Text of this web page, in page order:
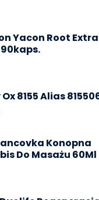
Yacon Root
8155 Alias
Konopna
Do Masażu 60Ml